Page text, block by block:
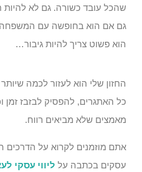
שהכל עובד כשורה. גם לא להיות
גם אם הוא בחופשה עם
הוא פשוט צריך להיות גיבור…
החזון שלי הוא לעזור לכמה
כל האתגרים, להפסיק לבזבז זמן
מאמצים שלא מביאים רווח.
אתם מוזמנים לקרוא על הדרכים
עסקים בכתבה על ליווי עסקי